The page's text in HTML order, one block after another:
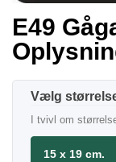
E49
I tvivl om
15 x 19 cm.